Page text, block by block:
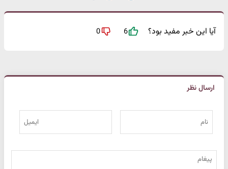
آیا این خبر مفید بود؟ 6
0
ارسال نظر